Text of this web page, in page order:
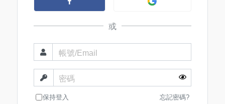
或
帳號/Email
密碼
保持登入 忘記密碼?